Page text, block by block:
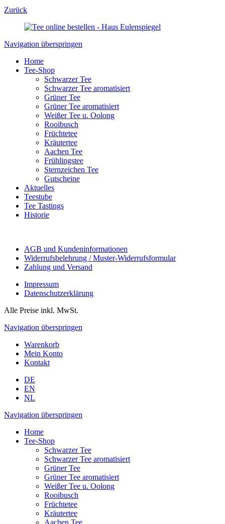
Zurück
Navigation überspringen
Home
Tee-Shop
Schwarzer Tee
Schwarzer Tee aromatisiert
Grüner Tee
Grüner Tee aromatisiert
Weißer Tee u. Oolong
Rooibusch
Früchtetee
Kräutertee
Aachen Tee
Frühlingstee
Sternzeichen Tee
Gutscheine
Aktuelles
Teestube
Tee Tastings
Historie
AGB und Kundeninformationen
Widerrufsbelehrung / Muster-Widerrufsformular
Zahlung und Versand
Impressum
Datenschutzerklärung
Alle Preise inkl. MwSt.
Navigation überspringen
Warenkorb
Mein Konto
Kontakt
DE
EN
NL
Navigation überspringen
Home
Tee-Shop
Schwarzer Tee
Schwarzer Tee aromatisiert
Grüner Tee
Grüner Tee aromatisiert
Weißer Tee u. Oolong
Rooibusch
Früchtetee
Kräutertee